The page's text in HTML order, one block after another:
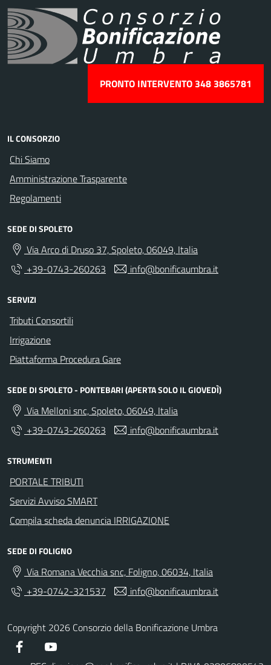
PRONTO INTERVENTO 348 3865781
IL CONSORZIO
Chi Siamo
Amministrazione Trasparente
Regolamenti
SEDE DI SPOLETO
Via Arco di Druso 37, Spoleto, 06049, Italia
+39-0743-260263
info@bonificaumbra.it
SERVIZI
Tributi Consortili
Irrigazione
Piattaforma Procedura Gare
SEDE DI SPOLETO - PONTEBARI (APERTA SOLO IL GIOVEDÌ)
Via Melloni snc, Spoleto, 06049, Italia
+39-0743-260263
info@bonificaumbra.it
STRUMENTI
PORTALE TRIBUTI
Servizi Avviso SMART
Compila scheda denuncia IRRIGAZIONE
SEDE DI FOLIGNO
Via Romana Vecchia snc, Foligno, 06034, Italia
+39-0742-321537
info@bonificaumbra.it
Copyright 2026 Consorzio della Bonificazione Umbra
Facebook